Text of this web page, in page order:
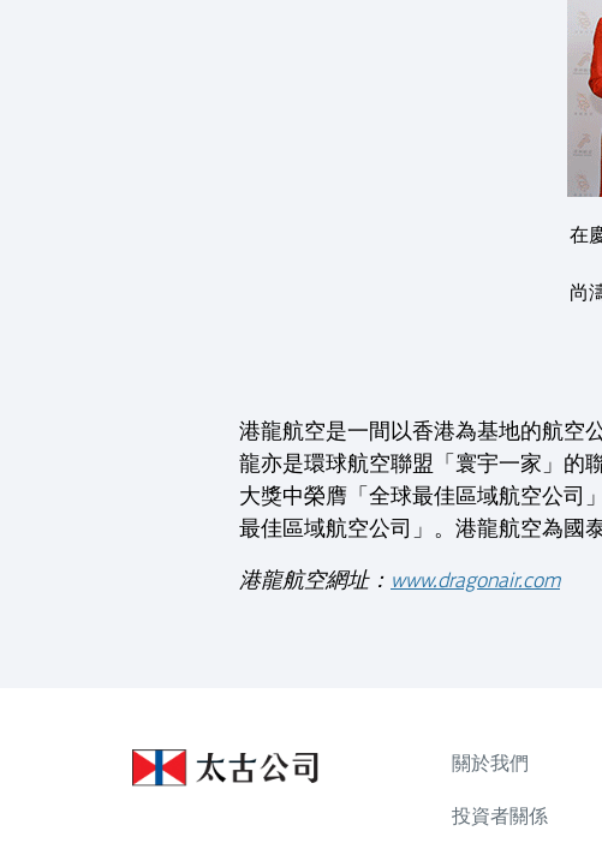
在
尚
港龍航空是一間以香港為基地的航空
龍亦是環球航空聯盟「寰宇一家」的
大獎中榮膺「全球最佳區域航空公司
最佳區域航空公司」。港龍航空為國
港龍航空網址： www.dragonair.com
關於我們
投資者關係